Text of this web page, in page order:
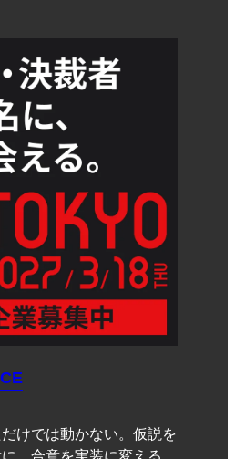
けでは動かない。仮説を
、合意を実装に変える。